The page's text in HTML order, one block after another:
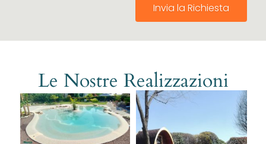
Invia la Richiesta
Le Nostre Realizzazioni